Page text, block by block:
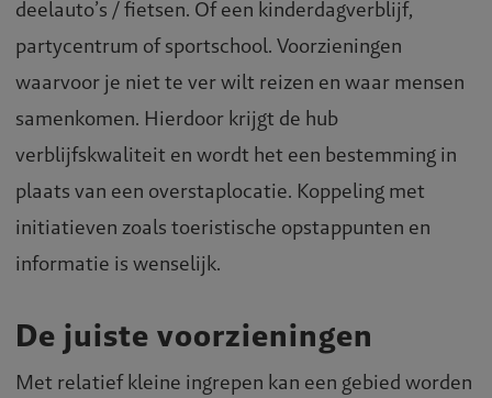
deelauto’s / fietsen. Of een kinderdagverblijf,
partycentrum of sportschool. Voorzieningen
waarvoor je niet te ver wilt reizen en waar mensen
samenkomen. Hierdoor krijgt de hub
verblijfskwaliteit en wordt het een bestemming in
plaats van een overstaplocatie. Koppeling met
initiatieven zoals toeristische opstappunten en
informatie is wenselijk.
De juiste voorzieningen
Met relatief kleine ingrepen kan een gebied worden